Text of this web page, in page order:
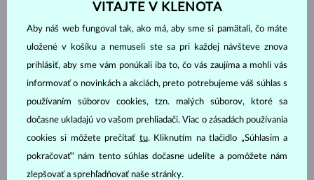
VITAJTE V KLENOTA
Aby náš web fungoval tak, ako má, aby sme si pamätali, čo máte
uložené v košíku a nemuseli ste sa pri každej návšteve znova
prihlásiť, aby sme vám ponúkali iba to, čo vás zaujíma a mohli vás
informovať o novinkách a akciách, preto potrebujeme váš súhlas s
používaním súborov cookies, tzn. malých súborov, ktoré sa
dočasne ukladajú vo vašom prehliadači. Viac o zásadách používania
cookies si môžete prečítať tu. Kliknutím na tlačidlo „Súhlasím a
pokračovať“ nám tento súhlas dočasne udelíte a pomôžete nám
zlepšovať a sprehľadňovať naše stránky.